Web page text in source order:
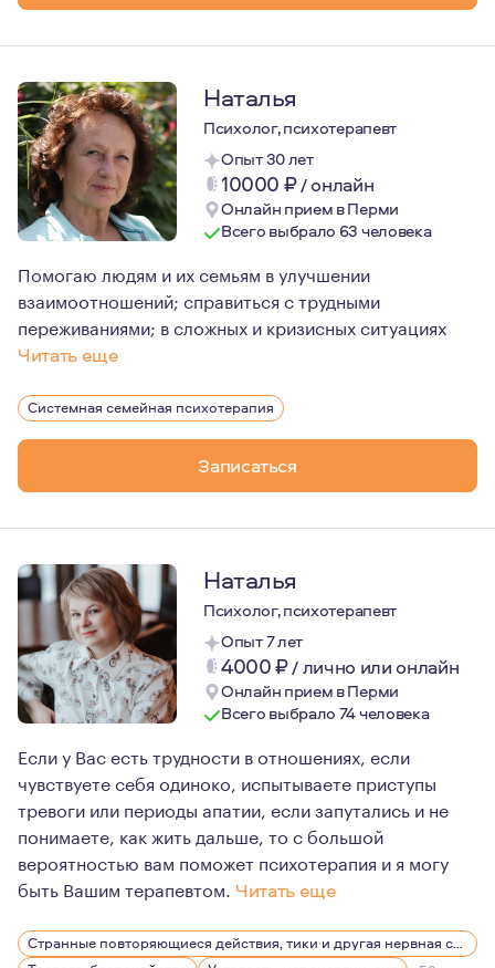
Наталья
Психолог, психотерапевт
Опыт 30 лет
10000₽/онлайн
Онлайн прием в Перми
Всего выбрало 63 человека
Помогаю людям и их семьям в улучшении
взаимоотношений; справиться с трудными
переживаниями; в сложных и кризисных ситуациях
Читать еще
Помогать людям в решении ими сложных жизненных
Главные принципы, по которым я строю свою работу -
Вехи биографии прочно связаны с опытом моей
Самым значимым этапом для меня является
У меня самой полная семья: в этом году исполнился
Системная семейная психотерапия
Записаться
Наталья
Психолог, психотерапевт
Опыт 7 лет
4000₽/лично или онлайн
Онлайн прием в Перми
Всего выбрало 74 человека
Если у Вас есть трудности в отношениях, если
чувствуете себя одиноко, испытываете приступы
тревоги или периоды апатии, если запутались и не
понимаете, как жить дальше, то с большой
вероятностью вам поможет психотерапия и я могу
быть Вашим терапевтом. Читать еще
В работе придерживаюсь следующих принципов:
1. Гарантирую конфиденциальность.
Странные повторяющиеся действия, тики и другая нервная симптоматика